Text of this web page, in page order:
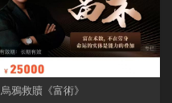
烏鴉救贖《富術》